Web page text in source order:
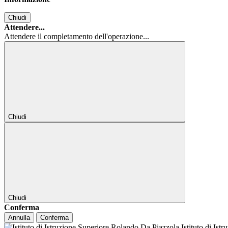
Chiudi
Attendere...
Attendere il completamento dell'operazione...
Chiudi
Chiudi
Conferma
Annulla Conferma